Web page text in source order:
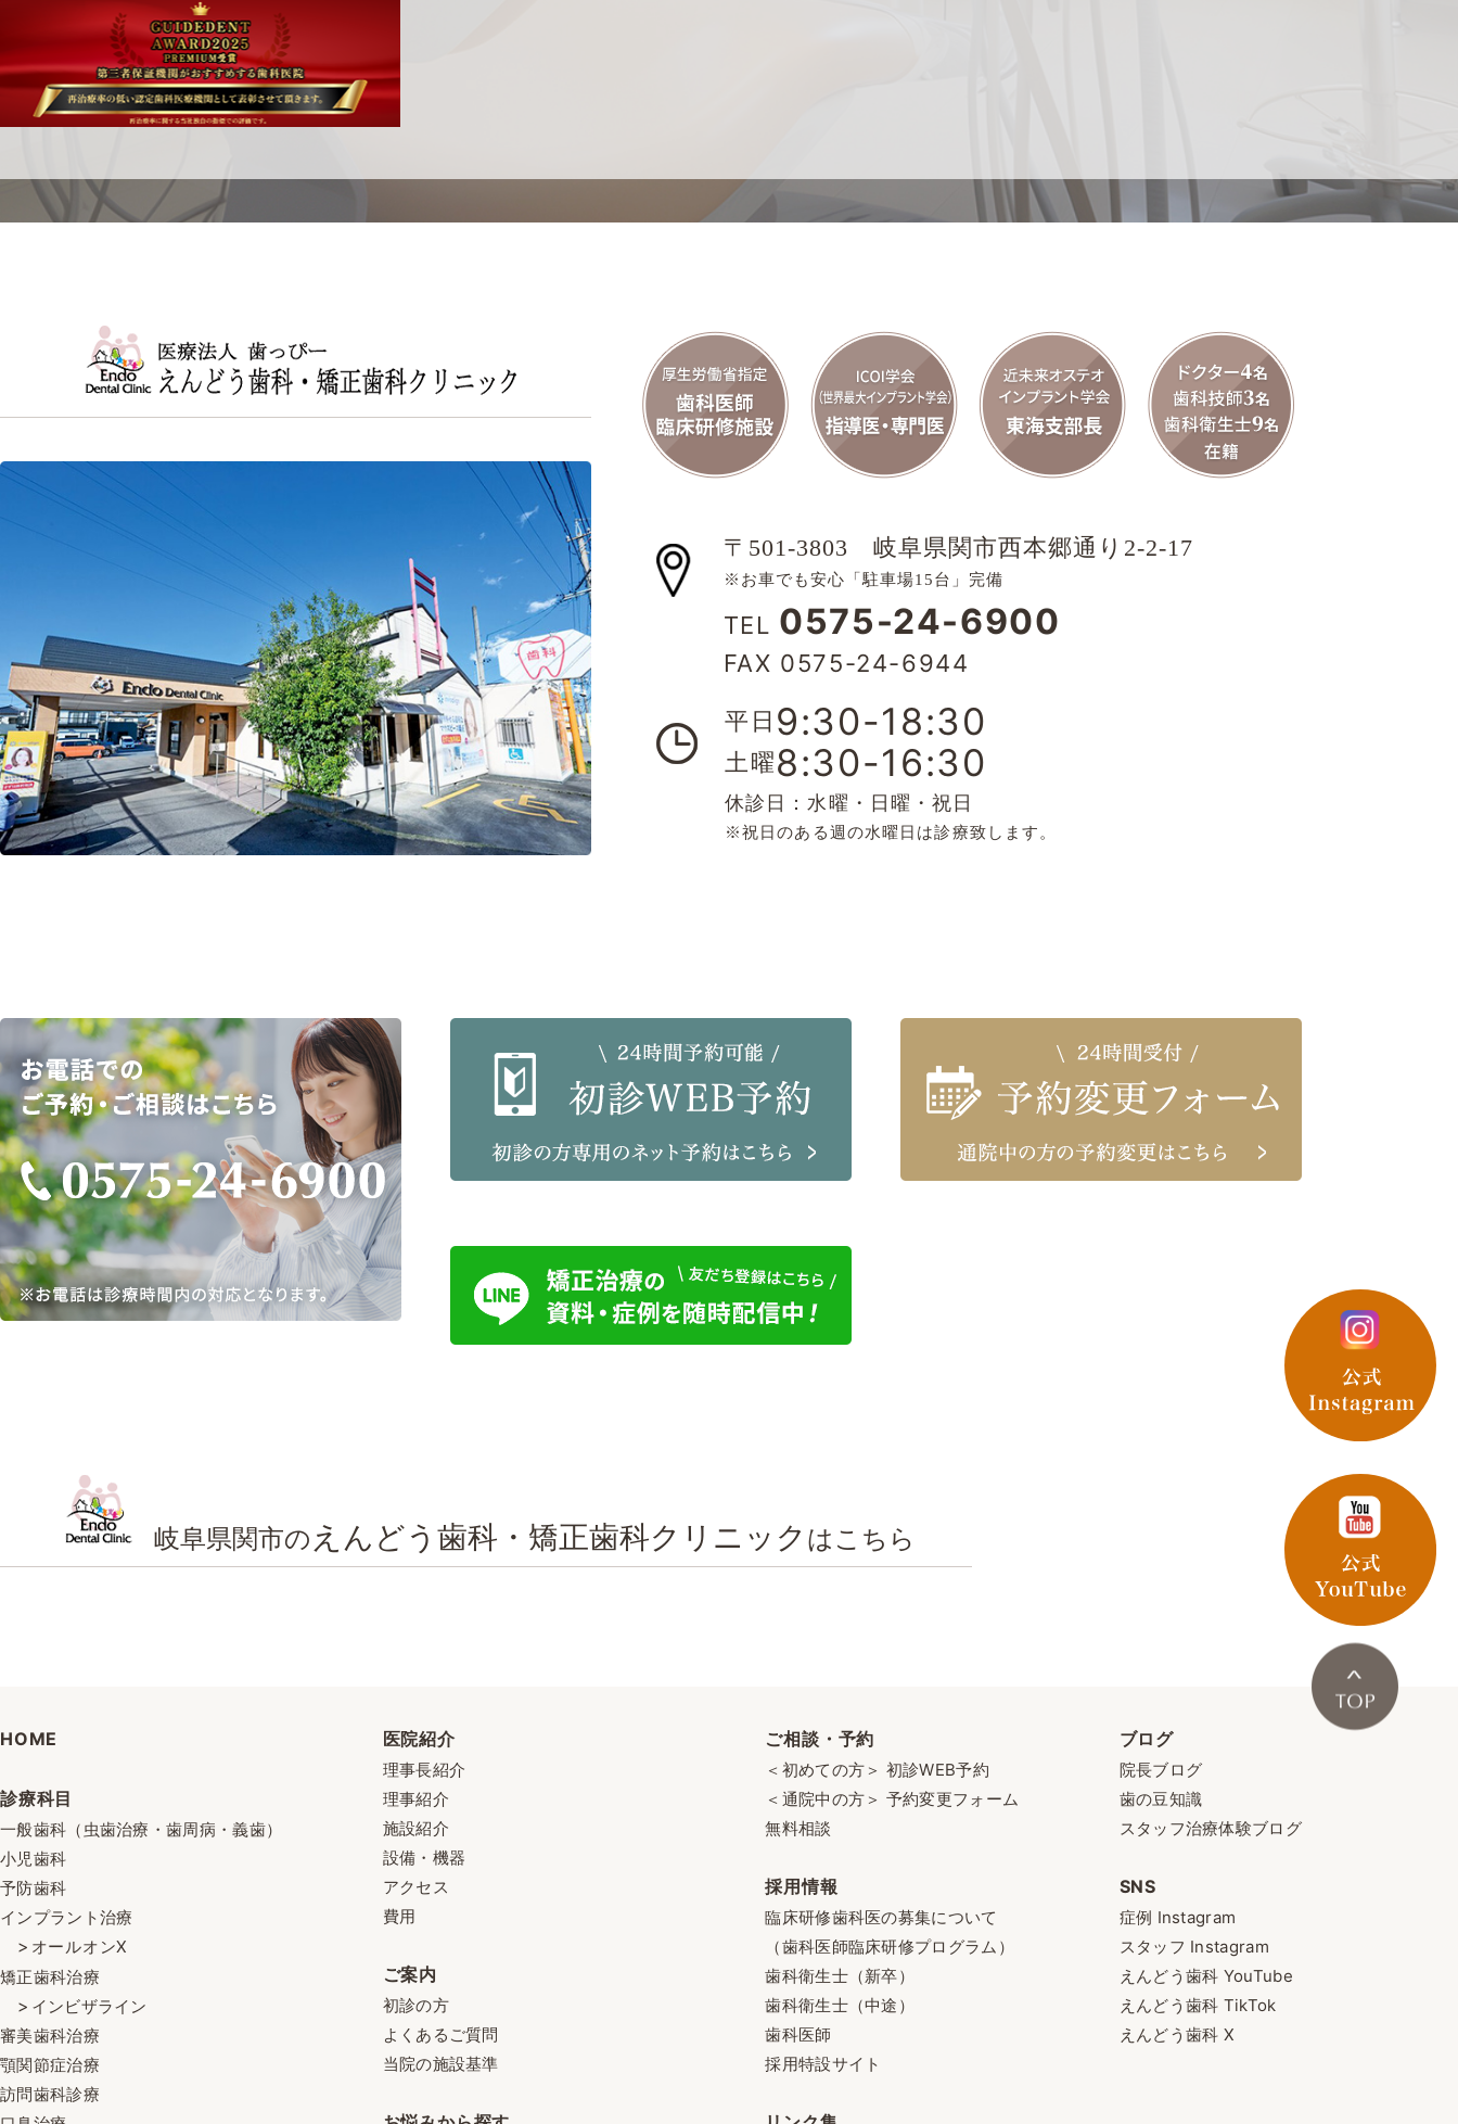
〒501-3803 岐阜県関市西本郷通り2-2-17
※お車でも安心「駐車場15台」完備
TEL 0575-24-6900
FAX 0575-24-6944
平日 9:30-18:30
土曜8:30-16:30
休診日：水曜・日曜・祝日
※祝日のある週の水曜日は診療致します。
岐阜県関市の えんどう歯科・矯正歯科クリニック はこちら
HOME
診療科目
一般歯科（虫歯治療・歯周病・義歯）
小児歯科
予防歯科
インプラント治療
オールオンX
矯正歯科治療
インビザライン
審美歯科治療
顎関節症治療
訪問歯科診療
医院紹介
理事長紹介
理事紹介
施設紹介
設備・機器
アクセス
費用
ご案内
初診の方
よくあるご質問
当院の施設基準
ご相談・予約
＜初めての方＞ 初診WEB予約
＜通院中の方＞ 予約変更フォーム
無料相談
採用情報
臨床研修歯科医の募集について
（歯科医師臨床研修プログラム）
歯科衛生士（新卒）
歯科衛生士（中途）
歯科医師
採用特設サイト
ブログ
院長ブログ
歯の豆知識
スタッフ治療体験ブログ
SNS
症例 Instagram
スタッフ Instagram
えんどう歯科 YouTube
えんどう歯科 TikTok
えんどう歯科 X